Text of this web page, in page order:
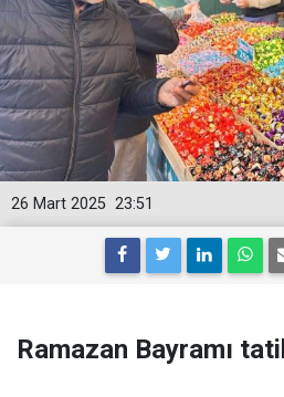
23:51
26 Mart 2025
Ramazan Bayramı